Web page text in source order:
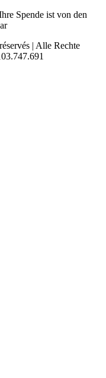
Spende ist von den
| Alle Rechte